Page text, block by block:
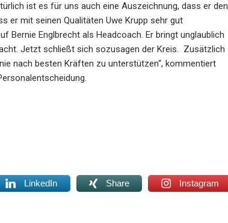
ist es für uns auch eine Auszeichnung, dass er den
er mit seinen Qualitäten Uwe Krupp sehr gut
Englbrecht als Headcoach. Er bringt unglaublich
Jetzt schließt sich sozusagen der Kreis. Zusätzlich
nach besten Kräften zu unterstützen“, kommentiert
LinkedIn Share Instagram